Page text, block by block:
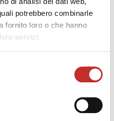
potrebbero combinarle
fornito loro o che hanno
servizi.
HD2200Y
Ø mm
300